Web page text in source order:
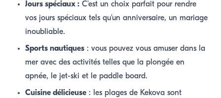
Jours spéciaux : C'est un choix parfait pour rendre
vos jours spéciaux tels qu'un anniversaire, un mariage
inoubliable.
Sports nautiques : vous pouvez vous amuser dans la
mer avec des activités telles que la plongée en
apnée, le jet-ski et le paddle board.
Cuisine délicieuse : les plages de Kekova sont